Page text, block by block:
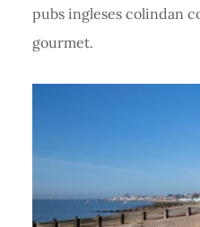
pubs ingleses colindan
gourmet.